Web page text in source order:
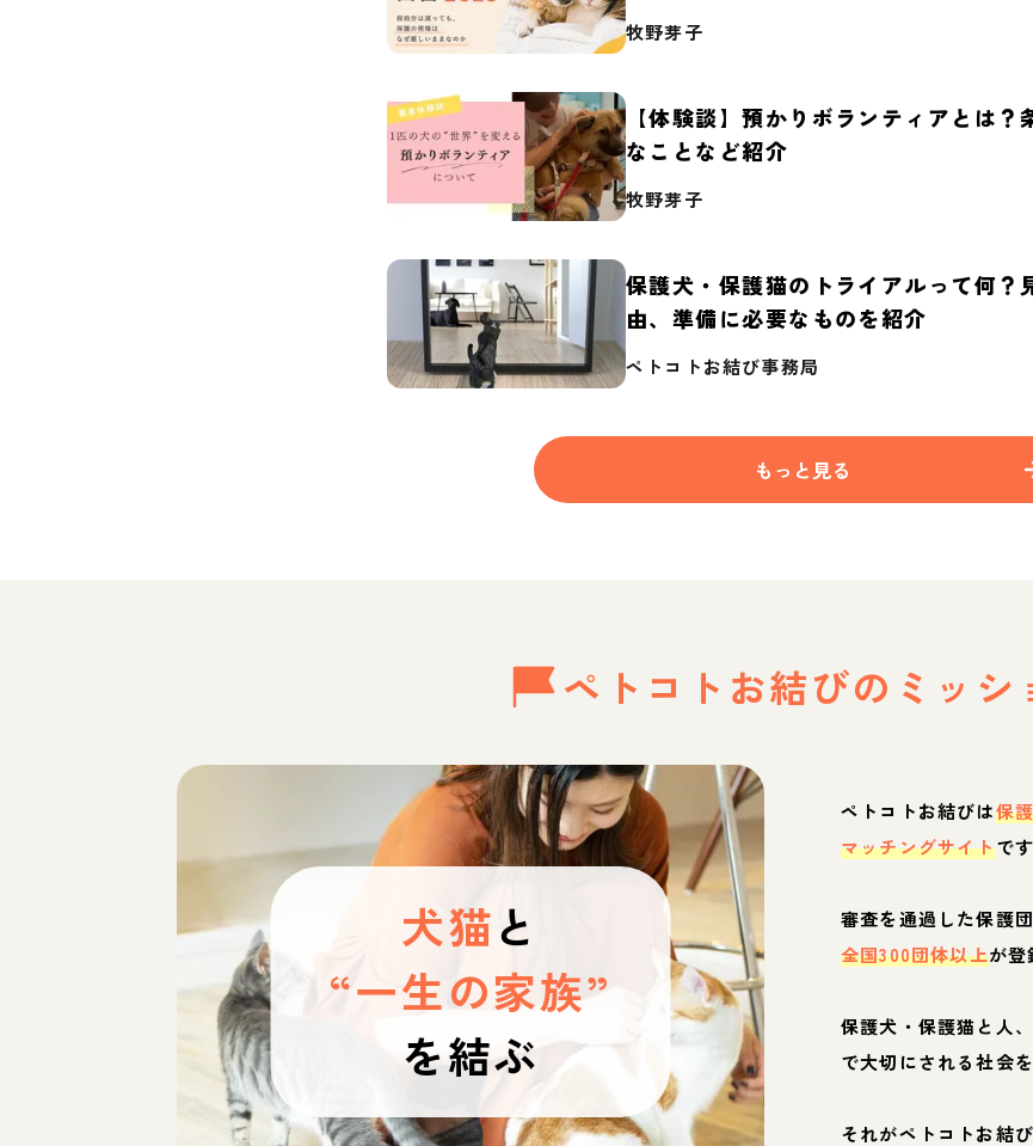
2026】
牧野芽子
【体験談】預かりボランティアとは
なことなど紹介
牧野芽子
保護犬・保護猫のトライアルって何？
由、準備に必要なものを紹介
ペトコトお結び事務局
もっと見る
ペトコトお結びの ミッシ
犬猫と
“一生の家族”
を結ぶ
ペトコトお結びは保
マッチングサイトです
審査を通過した保護
全国300団体以上が登
保護犬・保護猫と人
で大切にされる社会
それがペトコトお結